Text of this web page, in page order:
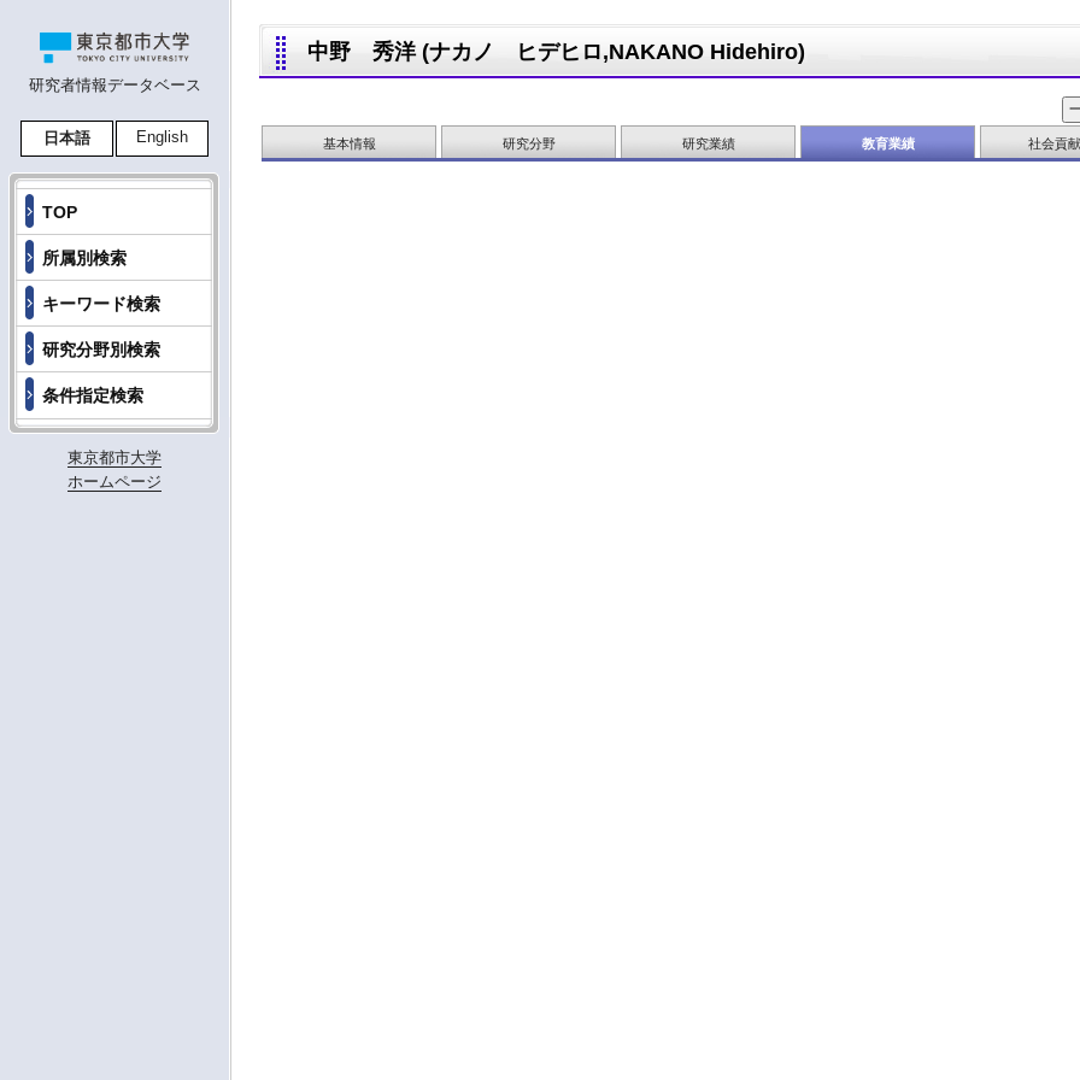
研究者情報データベース
日本語 English
TOP
所属別検索
キーワード検索
研究分野別検索
条件指定検索
東京都市大学
ホームページ
中野 秀洋 (ナカノ ヒデヒロ,NAKANO Hidehiro)
基本情報 研究分野 研究業績 教育業績 社会貢